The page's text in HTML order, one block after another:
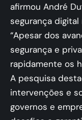
afirmou André
segurança
“Apesar dos
segurança e
rapidamente os
A pesquisa
intervenções e
governos e